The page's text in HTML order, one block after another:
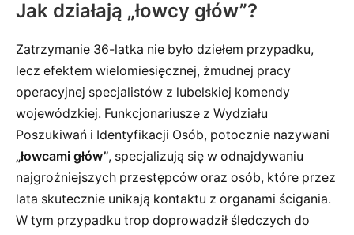
Jak działają „łowcy głów”?
Zatrzymanie 36-latka nie było dziełem przypadku,
lecz efektem wielomiesięcznej, żmudnej pracy
operacyjnej specjalistów z lubelskiej komendy
wojewódzkiej. Funkcjonariusze z Wydziału
Poszukiwań i Identyfikacji Osób, potocznie nazywani
„łowcami głów”, specjalizują się w odnajdywaniu
najgroźniejszych przestępców oraz osób, które przez
lata skutecznie unikają kontaktu z organami ścigania.
W tym przypadku trop doprowadził śledczych do